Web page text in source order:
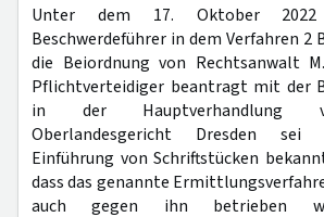
Unter dem 17. Oktober
Beschwerdeführer in dem Verfahren 2
die Beiordnung von Rechtsanwalt
Pflichtverteidiger beantragt mit der
in der Hauptverhandlung
Oberlandesgericht Dresden
Einführung von Schriftstücken
dass das genannte
auch gegen ihn betrieben